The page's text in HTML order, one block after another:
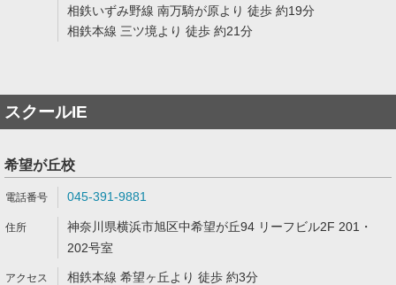
相鉄いずみ野線 南万騎が原より 徒歩 約19分
相鉄本線 三ツ境より 徒歩 約21分
スクールIE
希望が丘校
045-391-9881
神奈川県横浜市旭区中希望が丘94 リーフビル2F 201・
202号室
相鉄本線 希望ヶ丘より 徒歩 約3分